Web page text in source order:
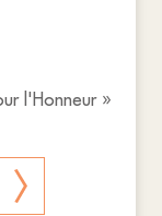
l'Honneur »